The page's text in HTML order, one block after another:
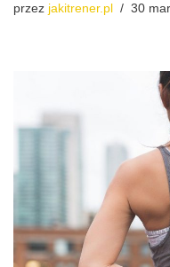
przez jakitrener.pl 30